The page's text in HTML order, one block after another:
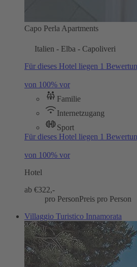
Capo Perla Apartments
Italien - Elba - Capoliveri
Für dieses Hotel liegen 1
von 100% vor
Familie
Internetzugang
Sport
Für dieses Hotel liegen 1
von 100% vor
Hotel
ab €322,-
pro PersonPreis pro Person
Villaggio Turistico Innamorata